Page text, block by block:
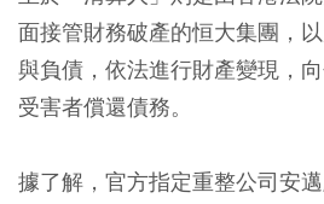
面接管財務破產的恒大集團，
與負債，依法進行財產變現，
受害者償還債務。
據了解，官方指定重整公司安